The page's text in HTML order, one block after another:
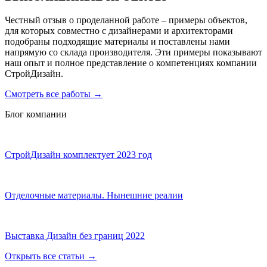
Честный отзыв о проделанной работе – примеры объектов,
для которых совместно с дизайнерами и архитекторами
подобраны подходящие материалы и поставлены нами
напрямую со склада производителя. Эти примеры показывают
наш опыт и полное представление о компетенциях компании
СтройДизайн.
Смотреть все работы →
Блог компании
СтройДизайн комплектует 2023 год
Отделочные материалы. Нынешние реалии
Выставка Дизайн без границ 2022
Открыть все статьи →